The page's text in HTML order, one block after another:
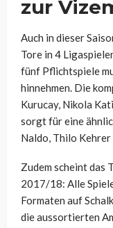
zur
Auch in dieser
Tore in 4
fünf Pflichtspiele
hinnehmen. Die
Kurucay, Nikola
sorgt für eine
Naldo, Thilo
Zudem scheint das
2017/18: Alle
Formaten auf
die aussortierten